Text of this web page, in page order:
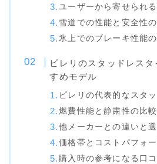
NIDECKER
NITRO
NORTHWAVE
RIDE
ゴーグル
ユーザーから寄せられ
雪道での性能と安全性
氷上でのブレーキ性能
ピレリのスタッドレス
すめモデル
ピレリの代表的なスタ
燃費性能と静粛性の比
他メーカーとの違いと
価格帯とコストパフォ
購入時の参考になる口